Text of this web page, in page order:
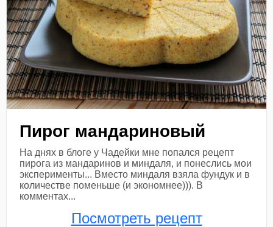
Пирог мандариновый
На днях в блоге у Чадейки мне попался рецепт
пирога из мандаринов и миндаля, и понеслись мои
эксперименты... Вместо миндаля взяла фундук и в
количестве поменьше (и экономнее))). В
комментах...
Посмотреть рецепт